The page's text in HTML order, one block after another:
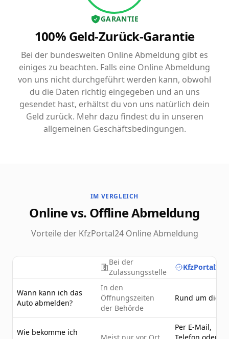
GARANTIE
100% Geld-Zurück-Garantie
Bei der bundesweiten Online Abmeldung gibt es
einiges zu beachten. Falls eine Online Abmeldung
von uns nicht durchgeführt werden kann, obwohl
du die Daten richtig eingegeben und an uns
gesendet hast, erhältst du von uns natürlich dein
Geld zurück. Mehr dazu findest du in unseren
allgemeinen Geschäftsbedingungen.
IM VERGLEICH
Online vs. Offline Abmeldung
Vorteile der KfzPortal24 Online Abmeldung
Bei der
Zulassungsstelle
Wann kann ich das
Auto abmelden?
In den
Öffnungszeiten
der Behörde
Rund um die
Wie bekomme ich
Per E-Mail,